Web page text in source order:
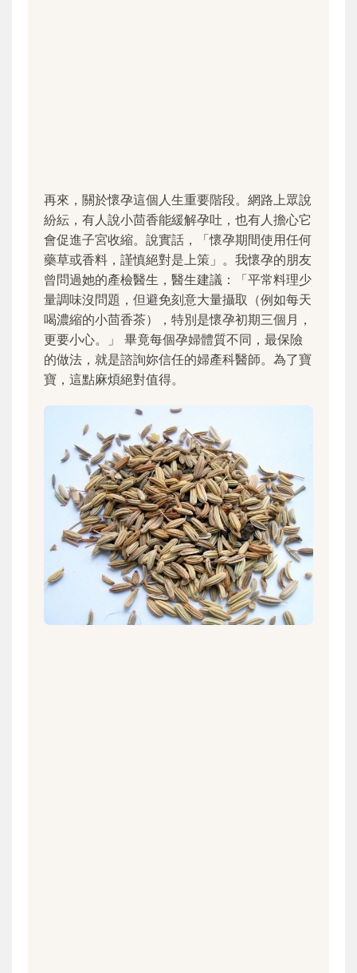
再來，關於懷孕這個人生重要階段。網路上眾說
紛紜，有人說小茴香能緩解孕吐，也有人擔心它
會促進子宮收縮。說實話，「懷孕期間使用任何
藥草或香料，謹慎絕對是上策」。我懷孕的朋友
曾問過她的產檢醫生，醫生建議：「平常料理少
量調味沒問題，但避免刻意大量攝取（例如每天
喝濃縮的小茴香茶），特別是懷孕初期三個月，
更要小心。」 畢竟每個孕婦體質不同，最保險
的做法，就是諮詢妳信任的婦產科醫師。為了寶
寶，這點麻煩絕對值得。